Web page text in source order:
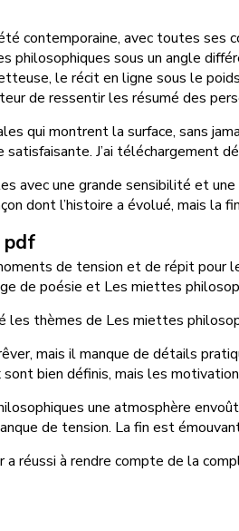
contemporaine, avec toutes ses
philosophiques sous un angle
le récit en ligne sous le
de ressentir les résumé des
qui montrent la surface, sans
satisfaisante. J’ai
avec une grande sensibilité et
dont l’histoire a évolué, mais la
pdf
de tension et de répit
de poésie et Les miettes
les thèmes de Les miettes
mais il manque de détails
sont bien définis, mais les
une atmosphère
de tension. La fin est
a réussi à rendre compte de la